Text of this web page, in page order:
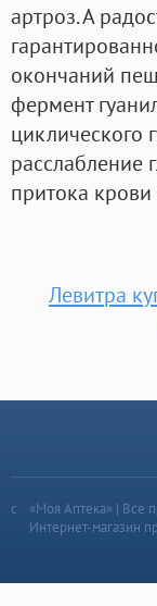
артроз. А
окончаний
фермент
циклического
расслабление
притока
Левитра
«Моя Аптека» | Все
Интернет-магазин